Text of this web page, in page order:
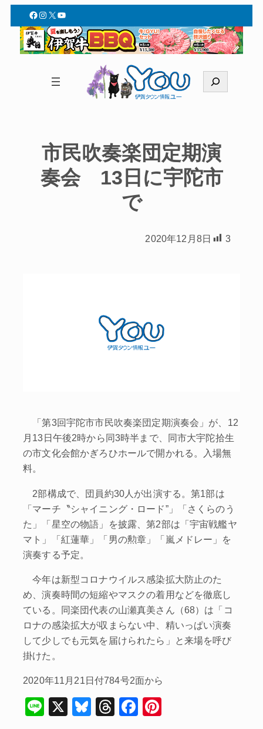
Facebook
Instagram
X YouTube
索
市民吹奏楽団定期演
奏会 13日に宇陀市
で
2020年12月8日 3
「第3回宇陀市市民吹奏楽団定期演奏会」が、12
月13日午後2時から同3時半まで、同市大宇陀拾生
の市文化会館かぎろひホールで開かれる。入場無
料。
2部構成で、団員約30人が出演する。第1部は
「マーチ〝シャイニング・ロード”」「さくらのう
た」「星空の物語」を披露、第2部は「宇宙戦艦ヤ
マト」「紅蓮華」「男の勲章」「嵐メドレー」を
演奏する予定。
今年は新型コロナウイルス感染拡大防止のた
め、演奏時間の短縮やマスクの着用などを徹底し
ている。同楽団代表の山瀬真美さん（68）は「コ
ロナの感染拡大が収まらない中、精いっぱい演奏
して少しでも元気を届けられたら」と来場を呼び
掛けた。
2020年11月21日付784号2面から
Li
X
Bl
T
F